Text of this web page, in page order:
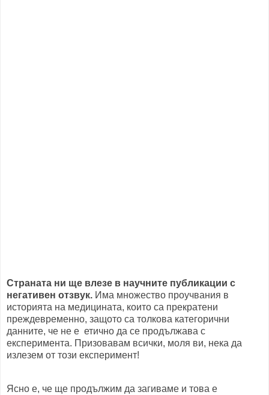
Страната ни ще влезе в научните публикации с
негативен отзвук. Има множество проучвания в
историята на медицината, които са прекратени
преждевременно, защото са толкова категорични
данните, че не е етично да се продължава с
експеримента. Призовавам всички, моля ви, нека да
излезем от този експеримент!
Ясно е, че ще продължим да загиваме и това е